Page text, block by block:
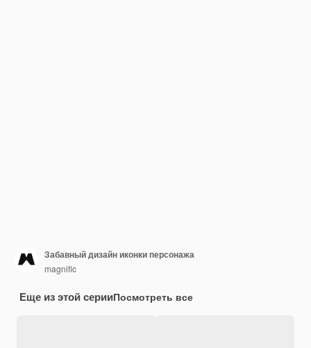
Забавный дизайн иконки персонажа
magnific
Еще из этой серииПосмотреть все